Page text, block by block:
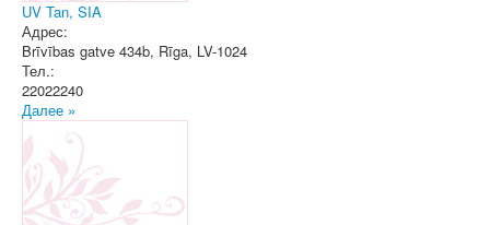
UV Tan, SIA
Адрес:
Brīvības gatve 434b, Rīga, LV-1024
Тел.:
22022240
Далее »